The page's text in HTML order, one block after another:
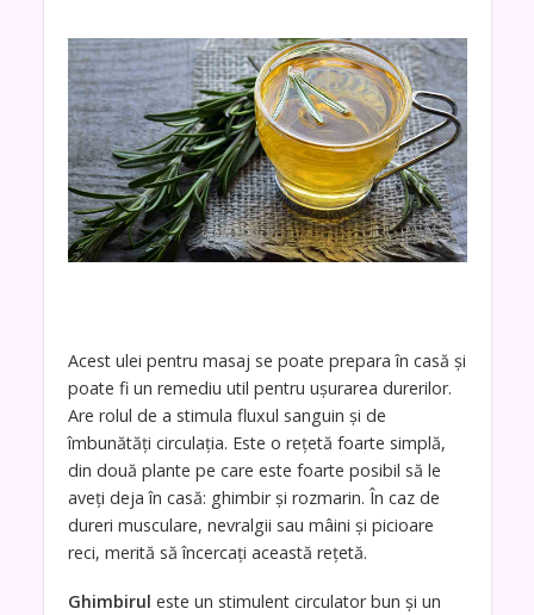
Acest ulei pentru masaj se poate prepara în casă și
poate fi un remediu util pentru ușurarea durerilor.
Are rolul de a stimula fluxul sanguin și de
îmbunătăți circulația. Este o rețetă foarte simplă,
din două plante pe care este foarte posibil să le
aveți deja în casă: ghimbir și rozmarin. În caz de
dureri musculare, nevralgii sau mâini și picioare
reci, merită să încercați această rețetă.
Ghimbirul este un stimulent circulator bun și un